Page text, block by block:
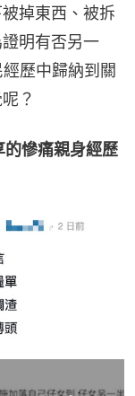
掉東西、被拆
明有否另一
歷中歸納到關
？
慘痛親身經歷